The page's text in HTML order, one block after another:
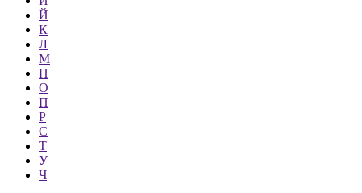
Й
К
Л
М
Н
О
П
Р
С
Т
У
Ч